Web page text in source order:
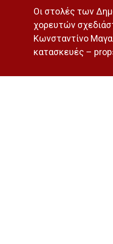
Οι στολές των
χορευτών
Κωνσταντίνο
κατασκευές –